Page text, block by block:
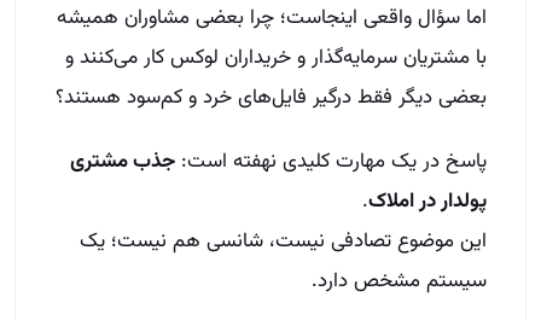
اما سؤال واقعی اینجاست؛ چرا بعضی مشاوران همیشه
با مشتریان سرمایه‌گذار و خریداران لوکس کار می‌کنند و
بعضی دیگر فقط درگیر فایل‌های خرد و کم‌سود هستند؟
پاسخ در یک مهارت کلیدی نهفته است: جذب مشتری
پولدار در املاک.
این موضوع تصادفی نیست، شانسی هم نیست؛ یک
سیستم مشخص دارد.